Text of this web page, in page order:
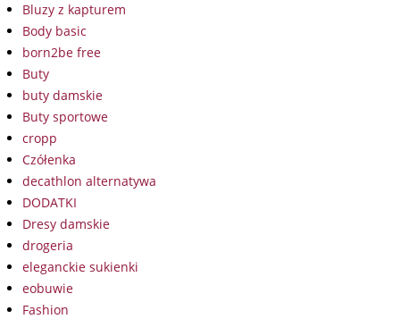
Bluzy z kapturem
Body basic
born2be free
Buty
buty damskie
Buty sportowe
cropp
Czółenka
decathlon alternatywa
DODATKI
Dresy damskie
drogeria
eleganckie sukienki
eobuwie
Fashion